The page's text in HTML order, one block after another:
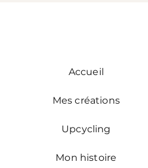
Accueil
Mes créations
Upcycling
Mon histoire